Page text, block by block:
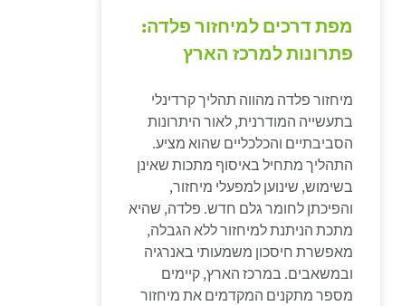
מפת דרכים למיחזור פלדה:
פתרונות למרכז הארץ
מיחזור פלדה מהווה תהליך קרדינלי
בתעשייה המודרנית, לאור היתרונות
הסביבתיים והכלכליים שהוא מציע.
התהליך מתחיל באיסוף מתכות שאינן
בשימוש, שינוען למפעלי מיחזור,
והפיכתן לחומר גלם חדש. פלדה, שהיא
מתכת הניתנת למיחזור ללא הגבלה,
מאפשרת חיסכון משמעותי באנרגיה
ובמשאבים. במרכז הארץ, קיימים
מספר מתקנים המקדמים את מיחזור